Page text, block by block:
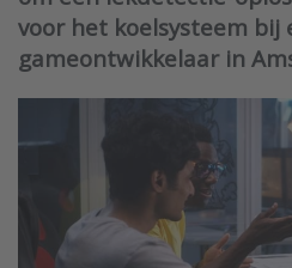
voor het koelsysteem bij
gameontwikkelaar in